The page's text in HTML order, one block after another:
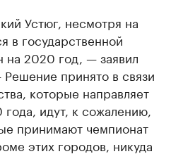
Устюг, несмотря на
в государственной
на 2020 год, — заявил
принято в связи
которые направляет
идут, к сожалению,
принимают чемпионат
этих городов, никуда